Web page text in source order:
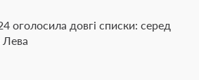
оголосила довгі списки: серед
Лева